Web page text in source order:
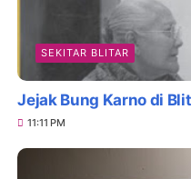
SEKITAR BLITAR
Jejak Bung Karno di
11:11 PM